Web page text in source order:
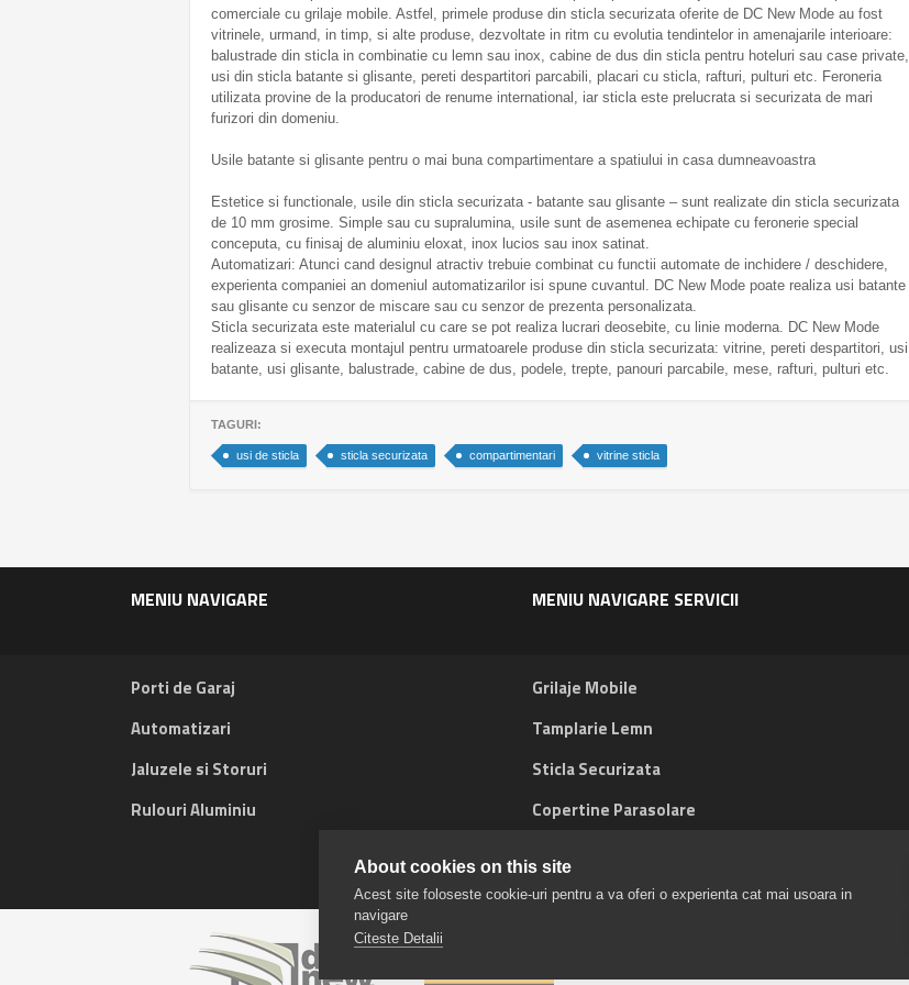
comerciale cu grilaje mobile. Astfel, primele produse din sticla securizata oferite de DC New Mode au fost
vitrinele, urmand, in timp, si alte produse, dezvoltate in ritm cu evolutia tendintelor in amenajarile interioare:
balustrade din sticla in combinatie cu lemn sau inox, cabine de dus din sticla pentru hoteluri sau case private,
usi din sticla batante si glisante, pereti despartitori parcabili, placari cu sticla, rafturi, pulturi etc. Feroneria
utilizata provine de la producatori de renume international, iar sticla este prelucrata si securizata de mari
furizori din domeniu.
Usile batante si glisante pentru o mai buna compartimentare a spatiului in casa dumneavoastra
Estetice si functionale, usile din sticla securizata - batante sau glisante – sunt realizate din sticla securizata
de 10 mm grosime. Simple sau cu supralumina, usile sunt de asemenea echipate cu feronerie special
conceputa, cu finisaj de aluminiu eloxat, inox lucios sau inox satinat.
Automatizari: Atunci cand designul atractiv trebuie combinat cu functii automate de inchidere / deschidere,
experienta companiei an domeniul automatizarilor isi spune cuvantul. DC New Mode poate realiza usi batante
sau glisante cu senzor de miscare sau cu senzor de prezenta personalizata.
Sticla securizata este materialul cu care se pot realiza lucrari deosebite, cu linie moderna. DC New Mode
realizeaza si executa montajul pentru urmatoarele produse din sticla securizata: vitrine, pereti despartitori, usi
batante, usi glisante, balustrade, cabine de dus, podele, trepte, panouri parcabile, mese, rafturi, pulturi etc.
TAGURI:
usi de sticla sticla securizata compartimentari vitrine sticla
MENIU NAVIGARE
Porti de Garaj
Automatizari
Jaluzele si Storuri
Rulouri Aluminiu
MENIU NAVIGARE SERVICII
Grilaje Mobile
Tamplarie Lemn
Sticla Securizata
Copertine Parasolare
About cookies on this site
Acest site foloseste cookie-uri pentru a va oferi o experienta cat mai usoara in
navigare
Citeste Detalii